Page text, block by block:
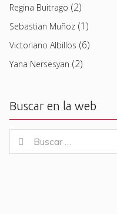
Regina Buitrago (2)
Sebastian Muñoz (1)
Victoriano Albillos (6)
Yana Nersesyan (2)
Buscar en la web
for:
Buscar